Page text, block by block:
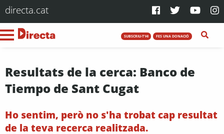
directa.cat
SUBSCRIU-T'HI FES UNA DONACIÓ
Resultats de la cerca: Banco de
Tiempo de Sant Cugat
Ho sentim, però no s'ha trobat cap resultat
de la teva recerca realitzada.